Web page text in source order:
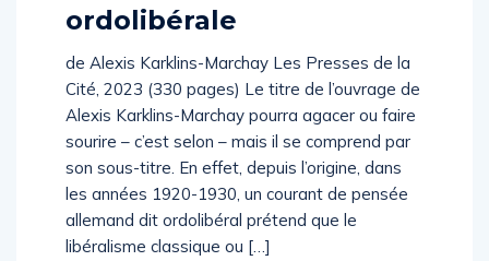
ordolibérale
de Alexis Karklins-Marchay Les Presses de la
Cité, 2023 (330 pages) Le titre de l’ouvrage de
Alexis Karklins-Marchay pourra agacer ou faire
sourire – c’est selon – mais il se comprend par
son sous-titre. En effet, depuis l’origine, dans
les années 1920-1930, un courant de pensée
allemand dit ordolibéral prétend que le
libéralisme classique ou […]